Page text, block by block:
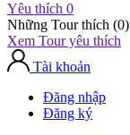
Yêu thích 0
Những Tour thích (0)
Xem Tour yêu thích
Tài khoản
Đăng nhập
Đăng ký